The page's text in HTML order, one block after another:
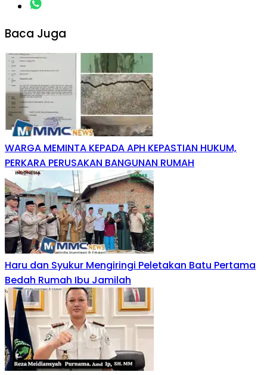
Baca Juga
WARGA MEMINTA KEPADA APH KEPASTIAN HUKUM,
PERKARA PERUSAKAN BANGUNAN RUMAH
Haru dan Syukur Mengiringi Peletakan Batu Pertama
Bedah Rumah Ibu Jamilah